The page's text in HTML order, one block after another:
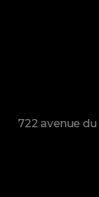
722 avenue